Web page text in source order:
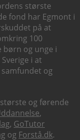
største
fond har Egmont i
på at
100
og unge i
i at
og
og førende
,
, GoTutor
og Forstå.dk.